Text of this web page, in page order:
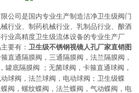
公司是 国内专业生产制造洁净卫生级阀门
行业、制药机械行业、乳制品行业、酿酒
业高精度卫生级流体设备的专业生产厂
要有：卫生级不锈钢视镜人孔厂家直销图
直通隔膜阀，三通隔膜阀，法兰隔膜阀，
罐底隔膜阀 ；无菌球阀 ，卡箍直通球阀，
球阀，法兰球阀，电动球阀 ；卫生级蝶
阀，螺纹蝶阀，法兰蝶阀，气动蝶阀，电